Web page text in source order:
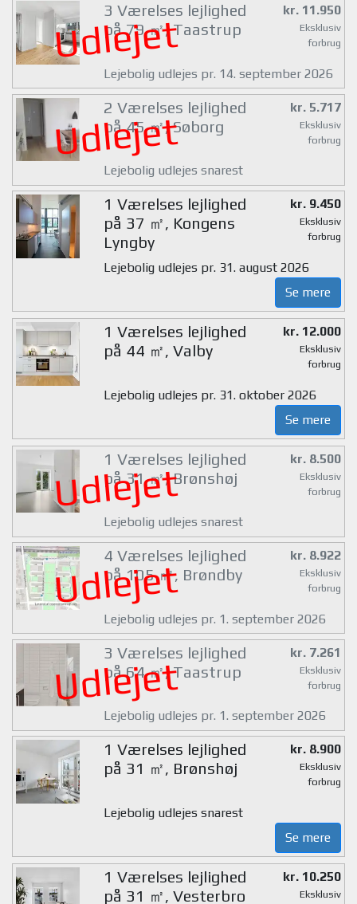
Udlejet
3 Værelses lejlighed
på 79 ㎡, Taastrup
kr. 11.950
Eksklusiv
forbrug
Lejebolig udlejes pr. 14. september 2026
Udlejet
2 Værelses lejlighed
på 45 ㎡, Søborg
kr. 5.717
Eksklusiv
forbrug
Lejebolig udlejes snarest
1 Værelses lejlighed
på 37 ㎡, Kongens
Lyngby
kr. 9.450
Eksklusiv
forbrug
Lejebolig udlejes pr. 31. august 2026
Se mere
1 Værelses lejlighed
på 44 ㎡, Valby
kr. 12.000
Eksklusiv
forbrug
Lejebolig udlejes pr. 31. oktober 2026
Se mere
Udlejet
1 Værelses lejlighed
på 31 ㎡, Brønshøj
kr. 8.500
Eksklusiv
forbrug
Lejebolig udlejes snarest
Udlejet
4 Værelses lejlighed
på 105 ㎡, Brøndby
kr. 8.922
Eksklusiv
forbrug
Lejebolig udlejes pr. 1. september 2026
Udlejet
3 Værelses lejlighed
på 64 ㎡, Taastrup
kr. 7.261
Eksklusiv
forbrug
Lejebolig udlejes pr. 1. september 2026
1 Værelses lejlighed
på 31 ㎡, Brønshøj
kr. 8.900
Eksklusiv
forbrug
Lejebolig udlejes snarest
Se mere
1 Værelses lejlighed
på 31 ㎡, Vesterbro
kr. 10.250
Eksklusiv